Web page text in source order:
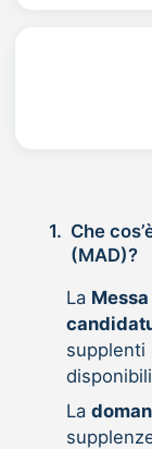
1. Che cos’è la
(MAD)?
La
supplenti
La